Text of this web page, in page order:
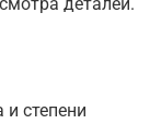
степени